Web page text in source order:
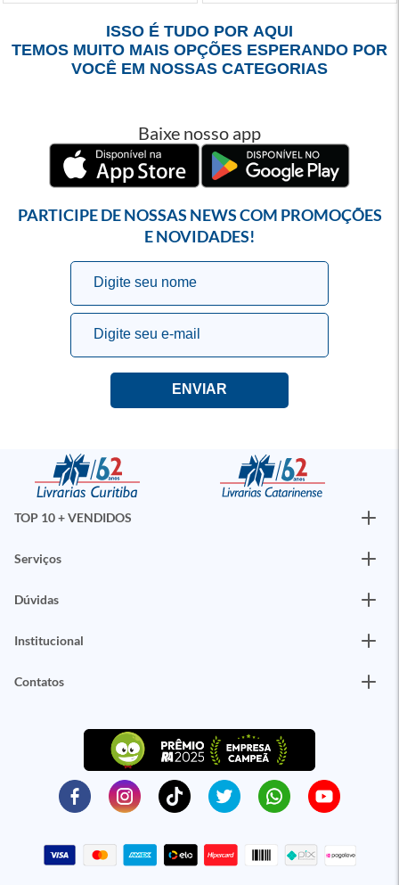
ISSO É TUDO POR AQUI
TEMOS MUITO MAIS OPÇÕES ESPERANDO POR
VOCÊ EM NOSSAS CATEGORIAS
Baixe nosso app
PARTICIPE DE NOSSAS NEWS COM PROMOÇÕES
E NOVIDADES!
TOP 10 + VENDIDOS
Serviços
Dúvidas
Institucional
Contatos